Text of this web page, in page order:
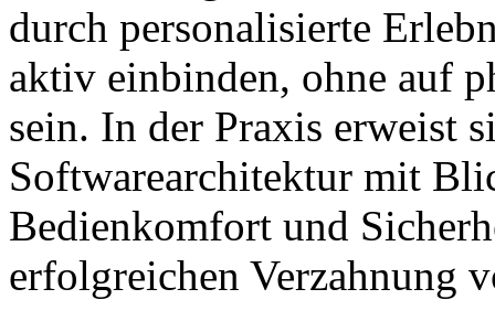
durch personalisierte
aktiv einbinden, ohne auf
sein. In der Praxis erweist
Softwarearchitektur mit
Bedienkomfort und
erfolgreichen Verzahnung